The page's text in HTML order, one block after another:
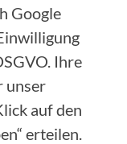
Google
Ihre
unser
auf den
erteilen.